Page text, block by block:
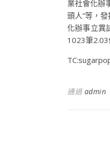
業社會化辦
頭人”等，
化辦事立異
1023筆
通過 admin